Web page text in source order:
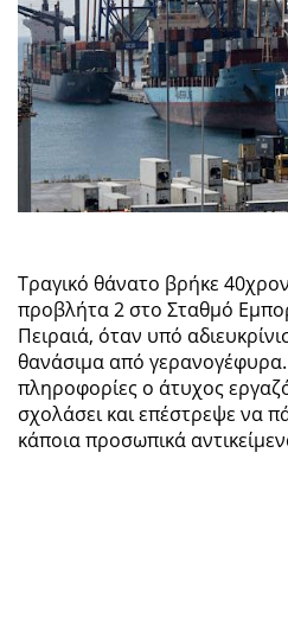
Τραγικό θάνατο βρήκε
προβλήτα 2 στο Σταθμό
Πειραιά, όταν υπό
θανάσιμα από
πληροφορίες ο άτυχος
σχολάσει και επέστρεψε να
κάποια προσωπικά